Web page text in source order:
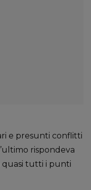
e presunti conflitti
rispondeva
quasi tutti i punti